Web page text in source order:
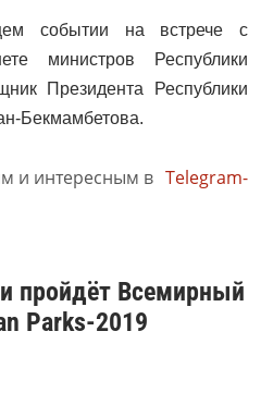
событии на встрече с
министров Республики
Президента Республики
Бекмамбетова.
и интересным в Telegram-
пройдёт Всемирный
Parks-2019